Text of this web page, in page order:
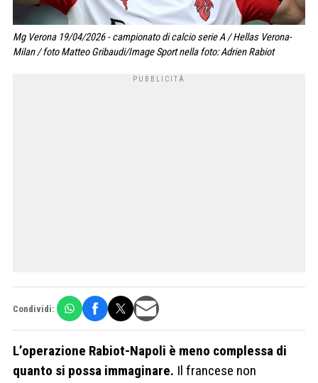
Mg Verona 19/04/2026 - campionato di calcio serie A / Hellas Verona-
Milan / foto Matteo Gribaudi/Image Sport nella foto: Adrien Rabiot
Condividi:
L’operazione Rabiot-Napoli è meno complessa di
quanto si possa immaginare. Il francese non